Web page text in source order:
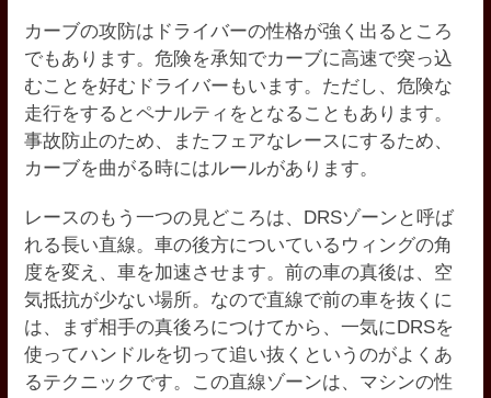
カーブの攻防はドライバーの性格が強く出るところ
でもあります。危険を承知でカーブに高速で突っ込
むことを好むドライバーもいます。ただし、危険な
走行をするとペナルティをとなることもあります。
事故防止のため、またフェアなレースにするため、
カーブを曲がる時にはルールがあります。
レースのもう一つの見どころは、DRSゾーンと呼ば
れる長い直線。車の後方についているウィングの角
度を変え、車を加速させます。前の車の真後は、空
気抵抗が少ない場所。なので直線で前の車を抜くに
は、まず相手の真後ろにつけてから、一気にDRSを
使ってハンドルを切って追い抜くというのがよくあ
るテクニックです。この直線ゾーンは、マシンの性